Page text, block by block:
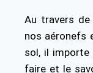
Au travers
nos aéronefs
sol, il importe
faire et le